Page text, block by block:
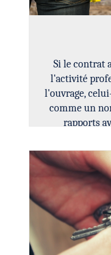
Si le contrat
l'activité
l'ouvrage,
comme un
rapports